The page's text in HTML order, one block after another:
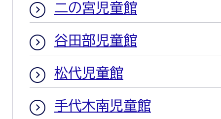
二の宮児童館
谷田部児童館
松代児童館
手代木南児童館